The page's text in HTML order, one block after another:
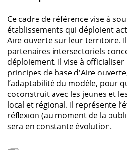
Ce cadre de référence vise à
établissements qui déploient
Aire ouverte sur leur territoire. Il
partenaires intersectoriels
déploiement. Il vise à
principes de base d'Aire
l’adaptabilité du modèle, pour
coconstruit avec les jeunes et
local et régional. Il représente
réflexion (au moment de la
sera en constante évolution.